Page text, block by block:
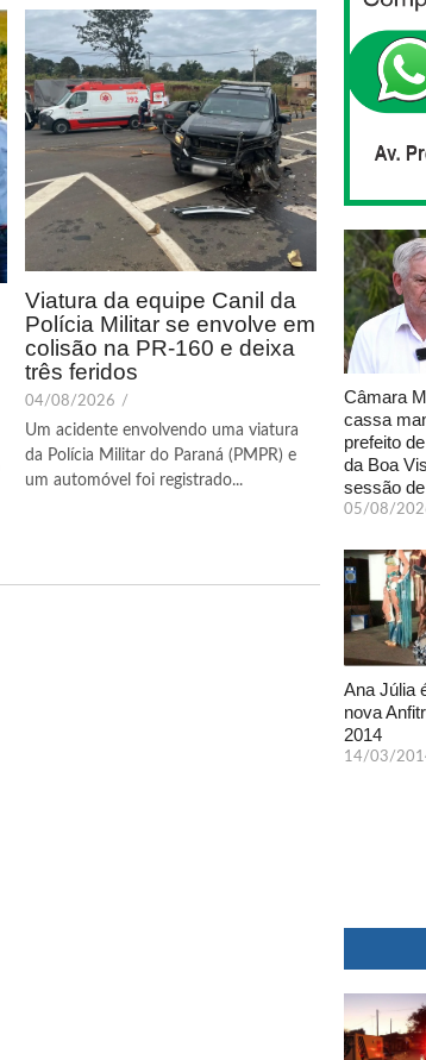
Viatura da equipe Canil da
Polícia Militar se envolve em
colisão na PR-160 e deixa
três feridos
04/08/2026 /
Um acidente envolvendo uma viatura
da Polícia Militar do Paraná (PMPR) e
um automóvel foi registrado...
Câmara
cassa
prefeito
da Boa
sessão
05/08/
Ana Júlia
nova
2014
14/03/